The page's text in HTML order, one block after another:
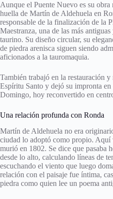
Aunque el Puente Nuevo es su obra
huella de Martín de Aldehuela en
responsable de la finalización de la
Maestranza, una de las más
taurino. Su diseño circular, su
de piedra arenisca siguen siendo
aficionados a la tauromaquia.
También trabajó en la restauración
Espíritu Santo y dejó su impronta
Domingo, hoy reconvertido en
Una relación profunda con Ronda
Martín de Aldehuela no era
ciudad lo adoptó como propio.
murió en 1802. Se dice que pasaba
desde lo alto, calculando líneas de
escuchando el viento que luego
relación con el paisaje fue íntima,
piedra como quien lee un poema